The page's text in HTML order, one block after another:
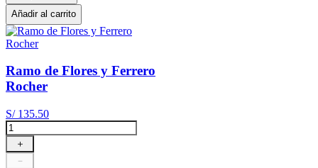
Añadir al carrito
Ramo de Flores y Ferrero
Rocher
S/ 135.50
＋
－